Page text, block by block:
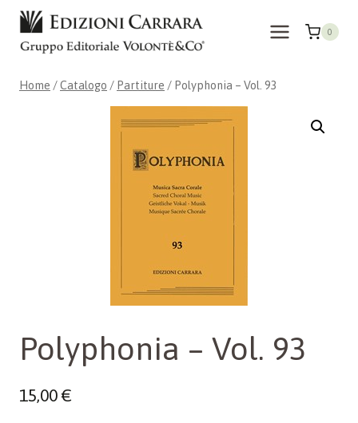
Salta
contenuto
0
Home /Catalogo / Partiture / Polyphonia – Vol. 93
Polyphonia – Vol. 93
15,00€